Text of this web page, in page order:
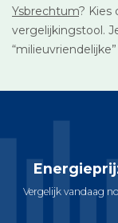
Ysbrechtum? Kies
vergelijkingstool.
Vergelijk vandaag